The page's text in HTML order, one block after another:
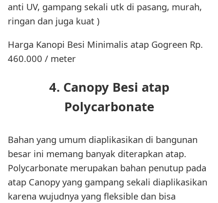
anti UV, gampang sekali utk di pasang, murah,
ringan dan juga kuat )
Harga Kanopi Besi Minimalis atap Gogreen Rp.
460.000 / meter
4. Canopy Besi atap
Polycarbonate
Bahan yang umum diaplikasikan di bangunan
besar ini memang banyak diterapkan atap.
Polycarbonate merupakan bahan penutup pada
atap Canopy yang gampang sekali diaplikasikan
karena wujudnya yang fleksible dan bisa